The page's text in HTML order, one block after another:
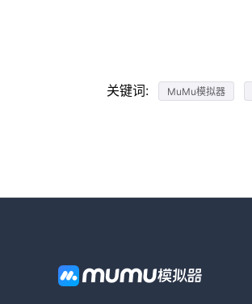
关键词: MuMu模拟器